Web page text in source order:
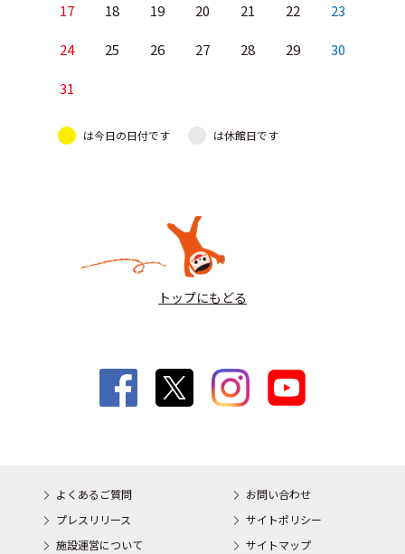
17 18 19 20 21 22 23
24 25 26 27 28 29 30
31
は今日の日付です は休館日です
トップにもどる
よくあるご質問
お問い合わせ
プレスリリース
サイトポリシー
施設運営について
サイトマップ